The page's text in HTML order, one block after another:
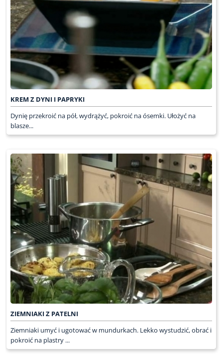
KREM Z DYNI I PAPRYKI
Dynię przekroić na pół, wydrążyć, pokroić na ósemki. Ułożyć na
blasze...
ZIEMNIAKI Z PATELNI
Ziemniaki umyć i ugotować w mundurkach. Lekko wystudzić, obrać i
pokroić na plastry ...